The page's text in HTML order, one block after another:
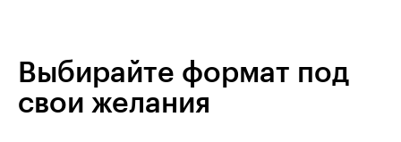
Выбирайте формат под
свои желания